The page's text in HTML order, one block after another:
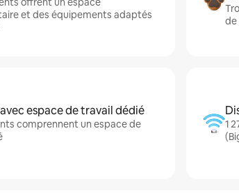
et des équipements adaptés
de
espace de travail dédié
comprennent un espace de
1